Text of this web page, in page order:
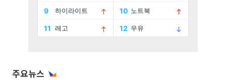
주요뉴스